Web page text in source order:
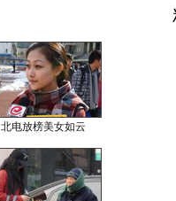
北电放榜美女如云